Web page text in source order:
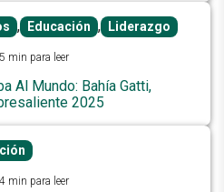
, Educación , Liderazgo
5 min para leer
Al Mundo: Bahía Gatti,
2025
4 min para leer